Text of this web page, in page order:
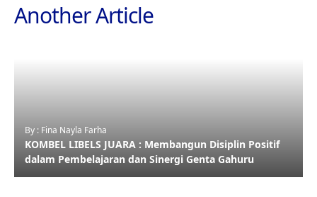
Another Article
By : Fina Nayla Farha
KOMBEL LIBELS JUARA : Membangun Disiplin Positif
dalam Pembelajaran dan Sinergi Genta Gahuru